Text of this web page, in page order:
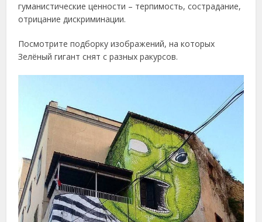
гуманистические ценности – терпимость, сострадание,
отрицание дискриминации.
Посмотрите подборку изображений, на которых
Зелёный гигант снят с разных ракурсов.